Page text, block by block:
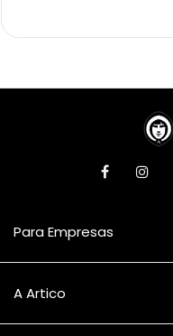
Para Empresas
A Artico